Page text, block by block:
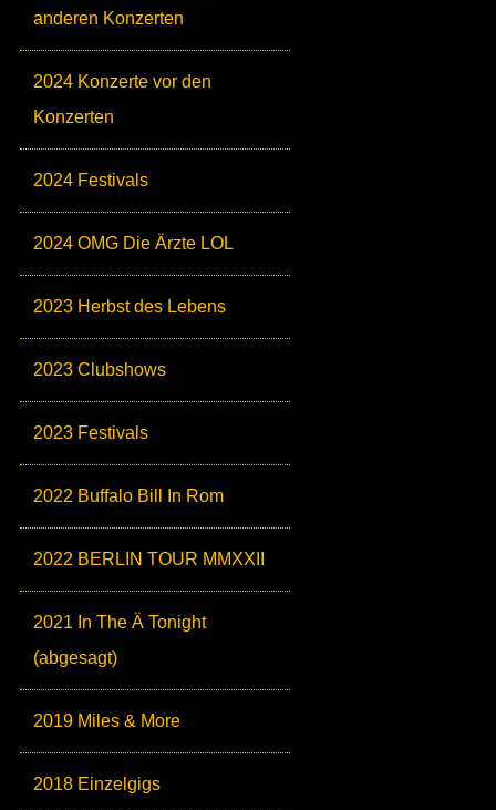
anderen Konzerten
2024 Konzerte vor den
Konzerten
2024 Festivals
2024 OMG Die Ärzte LOL
2023 Herbst des Lebens
2023 Clubshows
2023 Festivals
2022 Buffalo Bill In Rom
2022 BERLIN TOUR MMXXII
2021 In The Ä Tonight
(abgesagt)
2019 Miles & More
2018 Einzelgigs